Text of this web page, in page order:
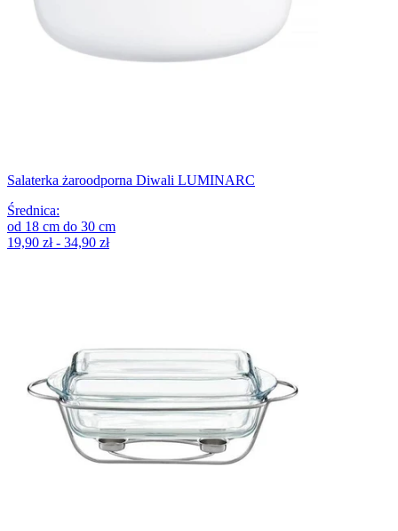
Salaterka żaroodporna Diwali LUMINARC
Średnica:
od 18 cm do 30 cm
19,90 zł - 34,90 zł